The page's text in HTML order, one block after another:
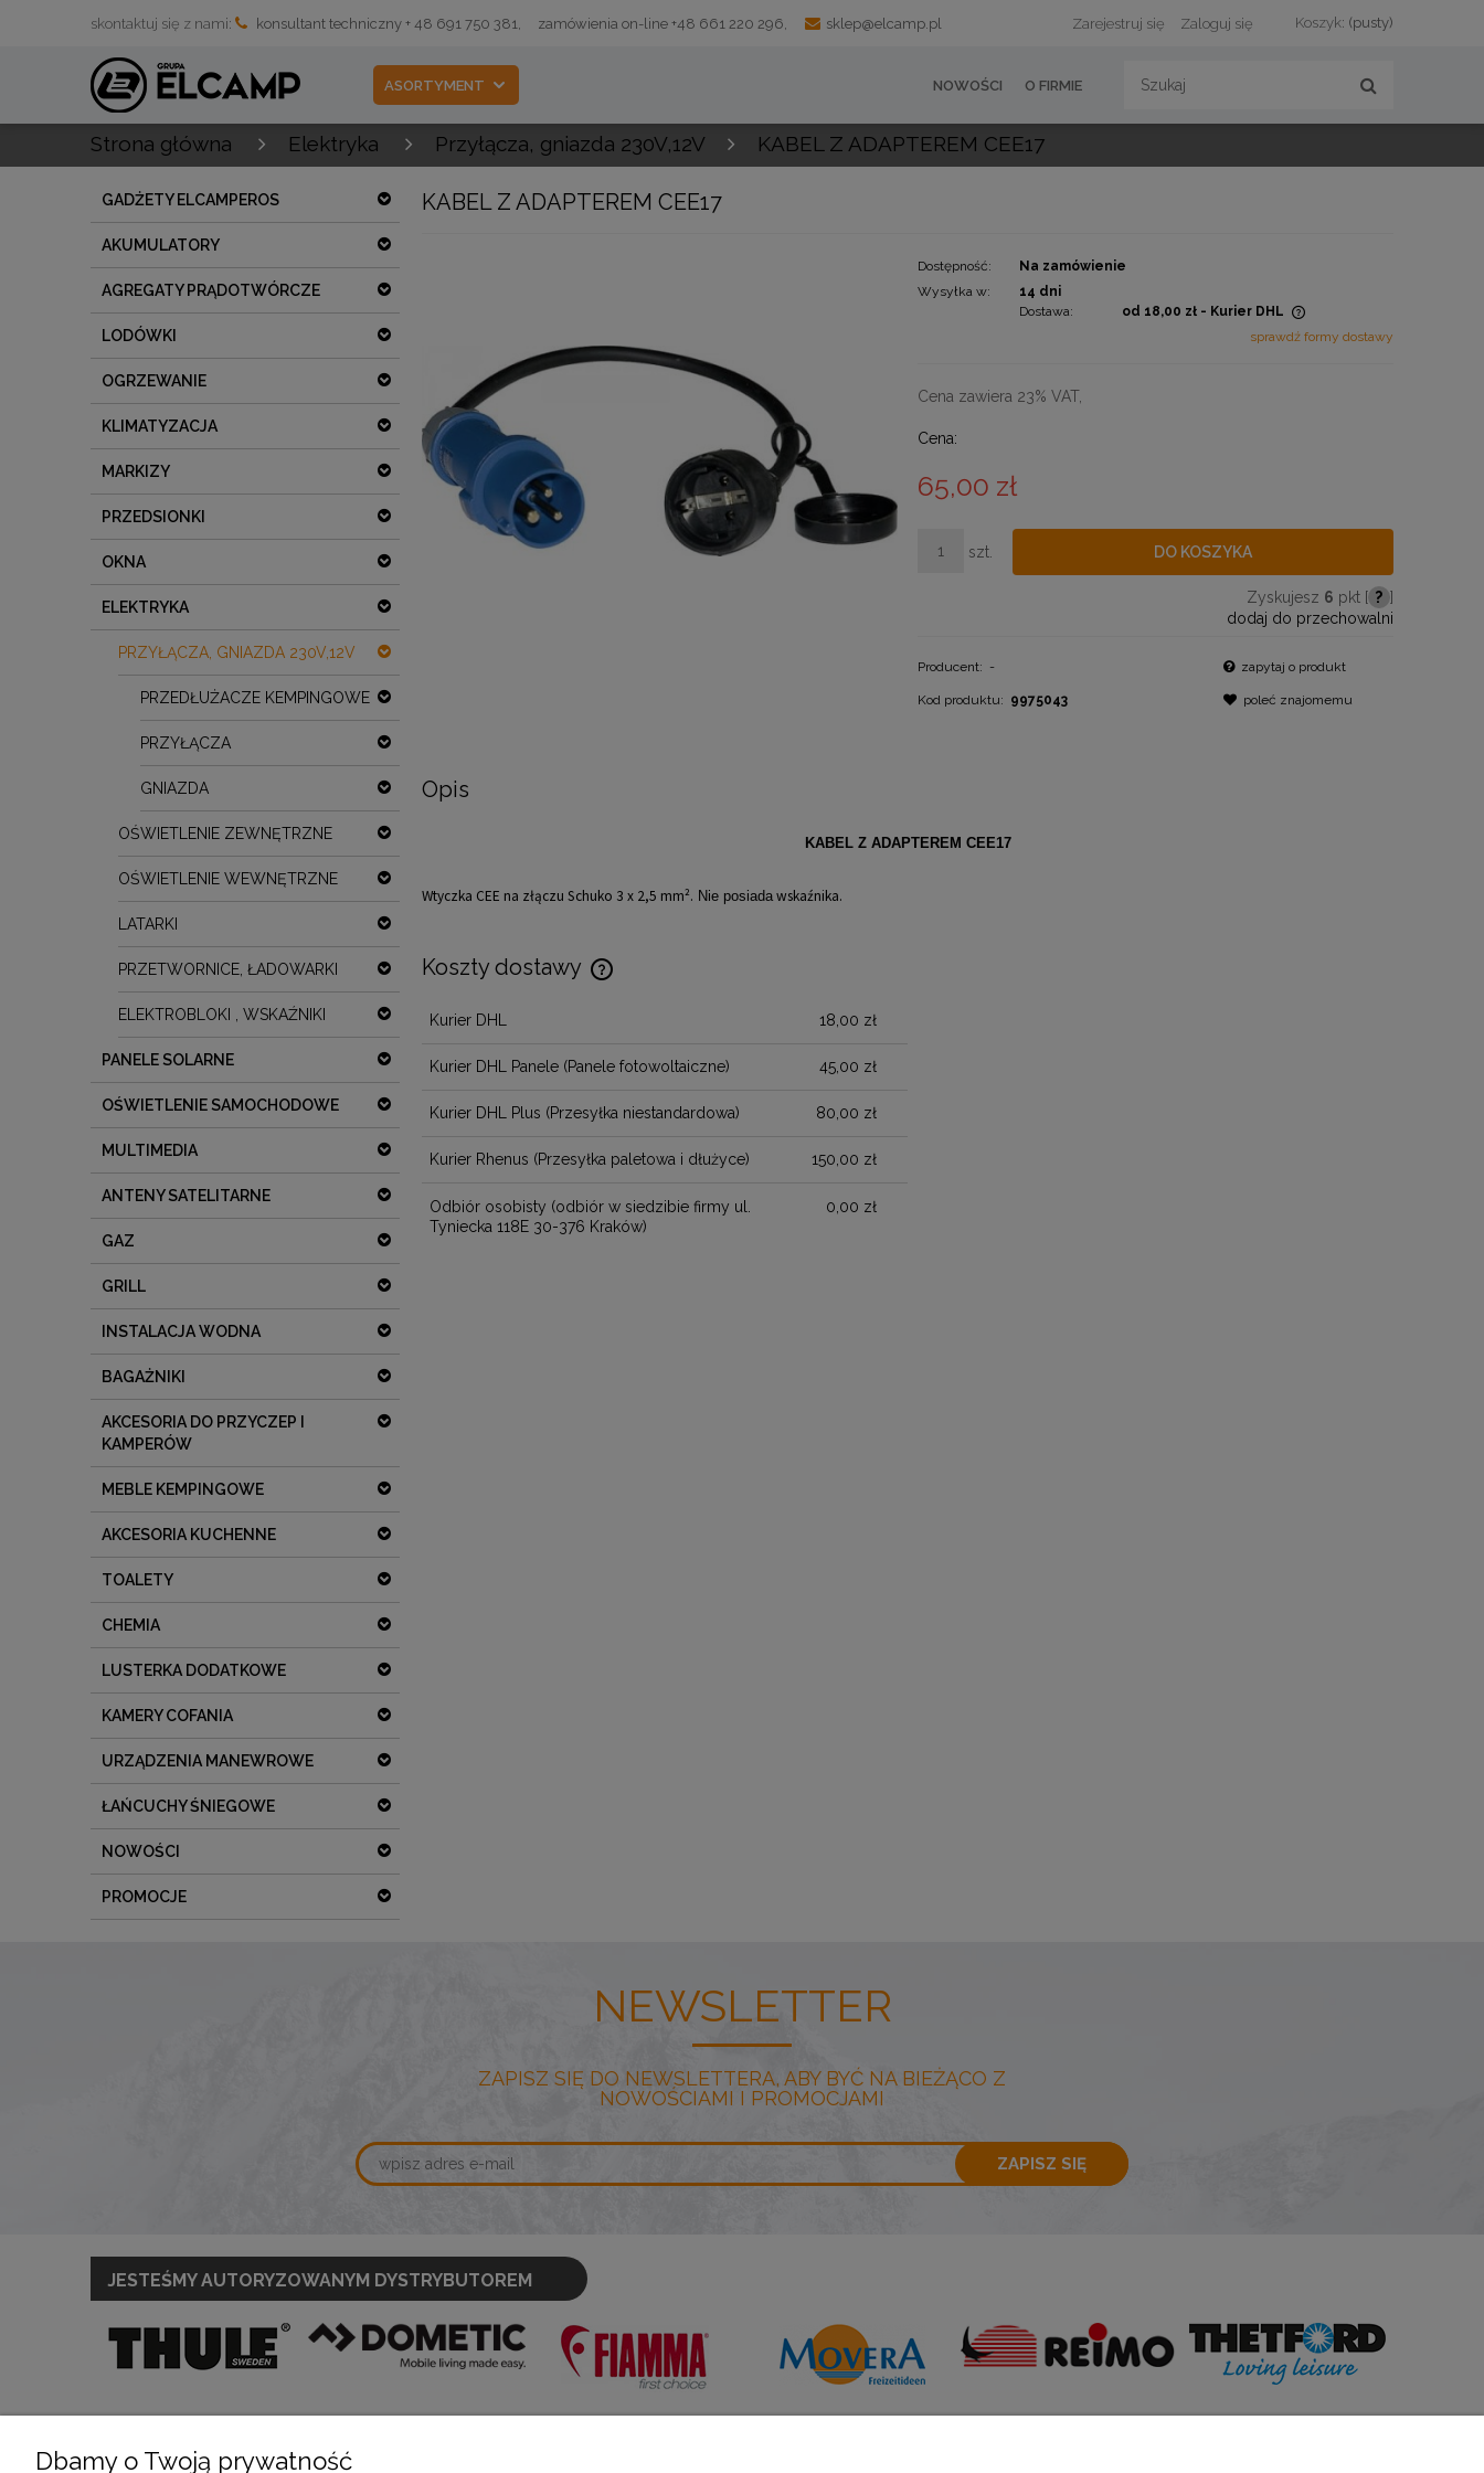
Koszyk: (pusty)
Zarejestruj się Zaloguj się
skontaktuj się z nami: konsultant techniczny + 48 691 750 381, zamówienia on-line +48 661 220 296, sklep@elcamp.pl
NOWOŚCI
ASORTYMENT O FIRMIE
Strona główna Elektryka Przyłącza, gniazda 230V,12V KABEL Z ADAPTEREM CEE17
GADŻETY ELCAMPEROS
AKUMULATORY
AGREGATY PRĄDOTWÓRCZE
LODÓWKI
OGRZEWANIE
KLIMATYZACJA
MARKIZY
PRZEDSIONKI
OKNA
ELEKTRYKA
PRZYŁĄCZA, GNIAZDA 230V,12V
PRZEDŁUŻACZE KEMPINGOWE
PRZYŁĄCZA
GNIAZDA
OŚWIETLENIE ZEWNĘTRZNE
OŚWIETLENIE WEWNĘTRZNE
LATARKI
PRZETWORNICE, ŁADOWARKI
ELEKTROBLOKI , WSKAŹNIKI
PANELE SOLARNE
OŚWIETLENIE SAMOCHODOWE
MULTIMEDIA
ANTENY SATELITARNE
GAZ
GRILL
INSTALACJA WODNA
BAGAŻNIKI
AKCESORIA DO PRZYCZEP I
KAMPERÓW
MEBLE KEMPINGOWE
AKCESORIA KUCHENNE
TOALETY
CHEMIA
LUSTERKA DODATKOWE
KAMERY COFANIA
URZĄDZENIA MANEWROWE
ŁAŃCUCHY ŚNIEGOWE
NOWOŚCI
PROMOCJE
KABEL Z ADAPTEREM CEE17
Dostępność:
Na zamówienie
Wysyłka w:
14 dni
Dostawa:
od 18,00 zł - Kurier DHL
sprawdź formy dostawy
Cena zawiera 23% VAT,
Cena:
65,00 zł
szt. DO KOSZYKA
Zyskujesz 6 pkt [ ? ]
dodaj do przechowalni
Producent: -
Kod produktu: 9975043
zapytaj o produkt
poleć znajomemu
Opis
KABEL Z ADAPTEREM CEE17
Wtyczka CEE na złączu Schuko 3 x 2,5 mm². Nie posiada wskaźnika.
Koszty dostawy
Cena nie zawiera ewentualnych kosztów
Kurier DHL 18,00 zł
Kurier DHL Panele (Panele fotowoltaiczne) 45,00 zł
Kurier DHL Plus (Przesyłka niestandardowa) 80,00 zł
Kurier Rhenus (Przesyłka paletowa i dłużyce) 150,00 zł
Odbiór osobisty (odbiór w siedzibie firmy ul.
Tyniecka 118E 30-376 Kraków)
0,00 zł
NEWSLETTER
ZAPISZ SIĘ DO NEWSLETTERA, ABY BYĆ NA BIEŻĄCO Z
NOWOŚCIAMI I PROMOCJAMI
ZAPISZ SIĘ
JESTEŚMY AUTORYZOWANYM DYSTRYBUTOREM
Dbamy o Twoją prywatność